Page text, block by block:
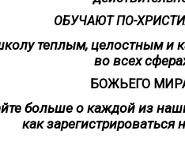
ОБУЧАЮТ ПО-
теплым, целостным и
во всех
БОЖЬЕГО
больше о каждой из
как зарегистрироваться